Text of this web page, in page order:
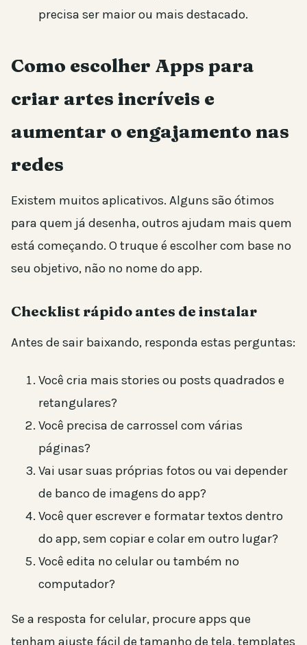
precisa ser maior ou mais destacado.
Como escolher Apps para
criar artes incríveis e
aumentar o engajamento nas
redes
Existem muitos aplicativos. Alguns são ótimos
para quem já desenha, outros ajudam mais quem
está começando. O truque é escolher com base no
seu objetivo, não no nome do app.
Checklist rápido antes de instalar
Antes de sair baixando, responda estas perguntas:
Você cria mais stories ou posts quadrados e
retangulares?
Você precisa de carrossel com várias
páginas?
Vai usar suas próprias fotos ou vai depender
de banco de imagens do app?
Você quer escrever e formatar textos dentro
do app, sem copiar e colar em outro lugar?
Você edita no celular ou também no
computador?
Se a resposta for celular, procure apps que
tenham ajuste fácil de tamanho de tela, templates